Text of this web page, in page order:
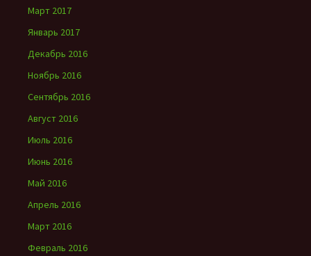
Март 2017
Январь 2017
Декабрь 2016
Ноябрь 2016
Сентябрь 2016
Август 2016
Июль 2016
Июнь 2016
Май 2016
Апрель 2016
Март 2016
Февраль 2016